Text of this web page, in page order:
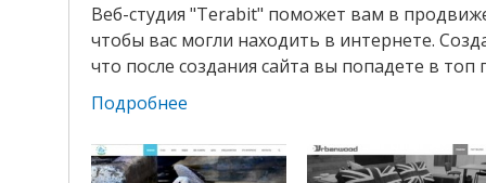
Веб-студия "Terabit" поможет вам в
чтобы вас могли находить в интернете.
что после создания сайта вы попадете в
Подробнее